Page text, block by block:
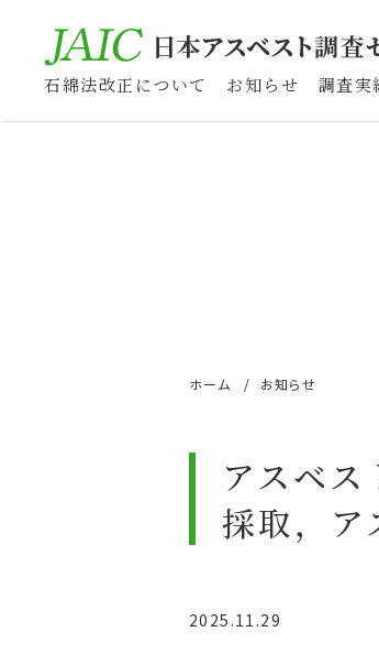
石綿法改正について お知らせ 調査実
ホーム お知らせ
アスベ
採取，ア
2025.11.29